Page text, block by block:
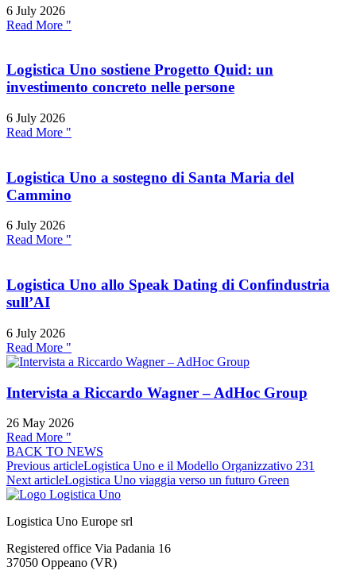
6 July 2026
Read More "
Logistica Uno sostiene Progetto Quid: un
investimento concreto nelle persone
6 July 2026
Read More "
Logistica Uno a sostegno di Santa Maria del
Cammino
6 July 2026
Read More "
Logistica Uno allo Speak Dating di Confindustria
sull’AI
6 July 2026
Read More "
Intervista a Riccardo Wagner – AdHoc Group
26 May 2026
Read More "
BACK TO NEWS
Previous articleLogistica Uno e il Modello Organizzativo 231
Next articleLogistica Uno viaggia verso un futuro Green
Logistica Uno Europe srl
Registered office Via Padania 16
37050 Oppeano (VR)